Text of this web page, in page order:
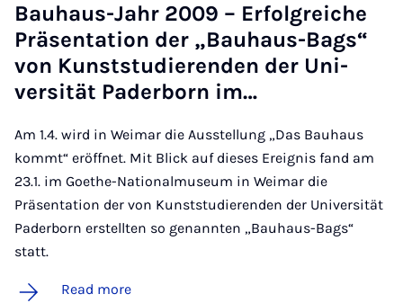
Bauhaus-Jahr 2009 – Er­fol­greiche
Präsent­a­tion der „Bauhaus-Bags“
von Kun­st­stud­i­er­enden der Uni­
versität Pader­born im…
Am 1.4. wird in Weimar die Ausstellung „Das Bauhaus
kommt“ eröffnet. Mit Blick auf dieses Ereignis fand am
23.1. im Goethe-Nationalmuseum in Weimar die
Präsentation der von Kunststudierenden der Universität
Paderborn erstellten so genannten „Bauhaus-Bags“
statt.
Read more